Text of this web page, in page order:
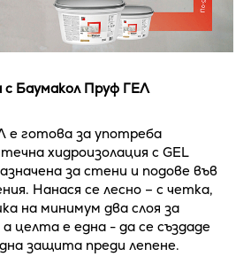
Баумакол Пруф ГЕЛ
е готова за употреба
хидроизолация с GEL
за стени и подове във
Нанася се лесно – с четка,
на минимум два слоя за
целта е една - да се създаде
защита преди лепене.